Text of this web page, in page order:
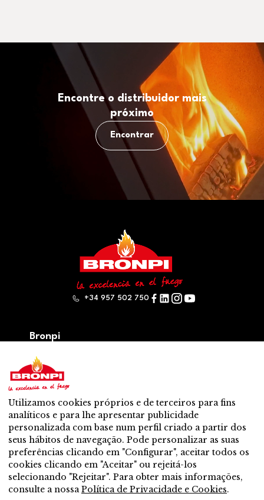
Encontre o distribuidor mais
próximo
Encontrar
+34 957 502 750
Bronpi
Serie lenha
Série de pellet
Híbrido: lenha – pellet
Acessórios
Ventilação
Novo
Contato
Servicio Pos- Venda
Distribuidor mais perto
Servicio Pos- Venda
Quer ser distribuidor?
Utilizamos cookies próprios e de terceiros para fins
analíticos e para lhe apresentar publicidade
personalizada com base num perfil criado a partir dos
seus hábitos de navegação. Pode personalizar as suas
preferências clicando em "Configurar", aceitar todos os
cookies clicando em "Aceitar" ou rejeitá-los
selecionando "Rejeitar". Para obter mais informações,
consulte a nossaPolítica de Privacidade e Cookies.